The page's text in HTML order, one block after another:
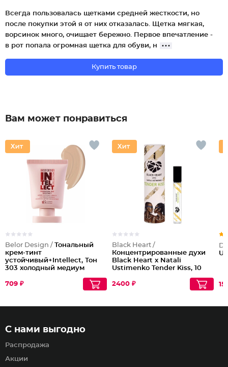
Всегда пользовалась щетками средней жесткости, но
после покупки этой я от них отказалась. Щетка мягкая,
ворсинок много, очищает бережно. Первое впечатление -
в рот попала огромная щетка для обуви, н
Купить товар
Вам может понравиться
Belor Design / Тональный
крем-тинт
устойчивый+Intellect, Тон
303 холодный медиум
709 ₽
Black Heart /
Концентрированные духи
Black Heart x Natali
Ustimenko Tender Kiss, 10
2400 ₽
С нами выгодно
Распродажа
Акции